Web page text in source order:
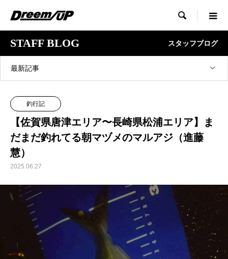

STAFF BLOG スタッフブログ
最新記事
釣行記
【佐賀県唐津エリア〜長崎県松浦エリア】ま
だまだ釣れてる朝マヅメのマルアジ（進藤
慧）
2025.06.27